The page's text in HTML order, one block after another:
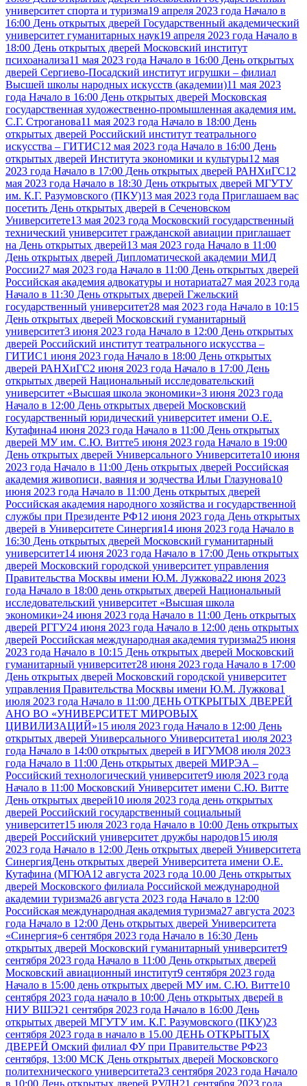
университет спорта и туризма19 апреля 2023 года Начало в
16:00 День открытых дверей Государственный академический
университет гуманитарных наук19 апреля 2023 года Начало в
18:00 День открытых дверей Московский институт
психоанализа11 мая 2023 года Начало в 16:00 День открытых
дверей Сергиево-Посадский институт игрушки – филиал
Высшей школы народных искусств (академии)11 мая 2023
года Начало в 16:00 День открытых дверей Московская
государственная художественно-промышленная академия им.
С.Г. Строганова11 мая 2023 года Начало в 18:00 День
открытых дверей Российский институт театрального
искусства – ГИТИС12 мая 2023 года Начало в 16:00 День
открытых дверей Института экономики и культуры12 мая
2023 года Начало в 17:00 День открытых дверей РАНХиГС12
мая 2023 года Начало в 18:30 День открытых дверей МГУТУ
им. К.Г. Разумовского (ПКУ)13 мая 2023 года Приглашаем вас
посетить День открытых дверей в Сеченовском
Университете13 мая 2023 года Московский государственный
технический университет гражданской авиации приглашает
на День открытых дверей13 мая 2023 года Начало в 11:00
День открытых дверей Дипломатической академии МИД
России27 мая 2023 года Начало в 11:00 День открытых дверей
Российская академия адвокатуры и нотариата27 мая 2023 года
Начало в 11:30 День открытых дверей Гжельский
государственный университет28 мая 2023 года Начало в 10:15
День открытых дверей Московский гуманитарный
университет3 июня 2023 года Начало в 12:00 День открытых
дверей Российский институт театрального искусства –
ГИТИС1 июня 2023 года Начало в 18:00 День открытых
дверей РАНХиГС2 июня 2023 года Начало в 17:00 День
открытых дверей Национальный исследовательский
университет «Высшая школа экономики»3 июня 2023 года
Начало в 12:00 День открытых дверей Московский
государственный юридический университет имени О.Е.
Кутафина4 июня 2023 года Начало в 11:00 День открытых
дверей МУ им. С.Ю. Витте5 июня 2023 года Начало в 19:00
День открытых дверей Универсального Университета10 июня
2023 года Начало в 11:00 День открытых дверей Российская
академия живописи, ваяния и зодчества Ильи Глазунова10
июня 2023 года Начало в 11:00 День открытых дверей
Российская академия народного хозяйства и государственной
службы при Президенте РФ12 июня 2023 года День открытых
дверей в Университете Синергия14 июня 2023 года Начало в
16:30 День открытых дверей Московский гуманитарный
университет14 июня 2023 года Начало в 17:00 День открытых
дверей Московский городской университет управления
Правительства Москвы имени Ю.М. Лужкова22 июня 2023
года Начало в 18:00 день открытых дверей Национальный
исследовательский университет «Высшая школа
экономики»24 июня 2023 года Начало в 11:00 День открытых
дверей РГГУ24 июня 2023 года Начало в 12:00 день открытых
дверей Российская международная академия туризма25 июня
2023 года Начало в 10:15 День открытых дверей Московский
гуманитарный университет28 июня 2023 года Начало в 17:00
День открытых дверей Московский городской университет
управления Правительства Москвы имени Ю.М. Лужкова1
июля 2023 года Начало в 11:00 ДЕНЬ ОТКРЫТЫХ ДВЕРЕЙ
АНО ВО «УНИВЕРСИТЕТ МИРОВЫХ
ЦИВИЛИЗАЦИЙ»15 июля 2023 года Начало в 12:00 День
открытых дверей Универсального Университета1 июля 2023
года Начало в 14:00 открытых дверей в ИГУМО8 июля 2023
года Начало в 11:00 День открытых дверей МИРЭА –
Российский технологический университет9 июля 2023 года
Начало в 11:00 Московский Университет имени С.Ю. Витте
День открытых дверей10 июля 2023 года день открытых
дверей Российский государственный социальный
университет15 июля 2023 года Начало в 10:00 День открытых
дверей Российский университет дружбы народов15 июля
2023 года Начало в 12:00 День открытых дверей Университета
СинергияДень открытых дверей Университета имени О.Е.
Кутафина (МГЮА12 августа 2023 года 10.00 День открытых
дверей Московского филиала Российской международной
академии туризма26 августа 2023 года Начало в 12:00
Российская международная академия туризма27 августа 2023
года Начало в 12:00 День открытых дверей Университета
«Синергия»6 сентября 2023 года Начало в 16:30 День
открытых дверей Московский гуманитарный университет9
сентября 2023 года Начало в 11:00 День открытых дверей
Московский авиационный институт9 сентября 2023 года
Начало в 15:00 день открытых дверей МУ им. С.Ю. Витте10
сентября 2023 года начало в 10:00 День открытых дверей в
НИУ ВШЭ21 сентября 2023 года Начало в 16:00 День
открытых дверей МГУТУ им. К.Г. Разумовского (ПКУ)23
сентября 2023 года в начало в 15.00 ДЕНЬ ОТКРЫТЫХ
ДВЕРЕЙ Омский филиал ФУ при Правительстве РФ23
сентября, 13:00 МСК День открытых дверей Московского
политехнического университета23 сентября 2023 года Начало
в 10:00 День открытых дверей РУДН21 сентября 2023 года